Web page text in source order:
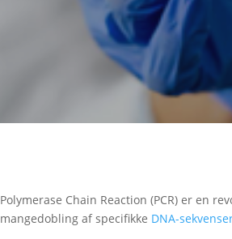
Polymerase Chain Reaction (PCR) er en
mangedobling af specifikke DNA-